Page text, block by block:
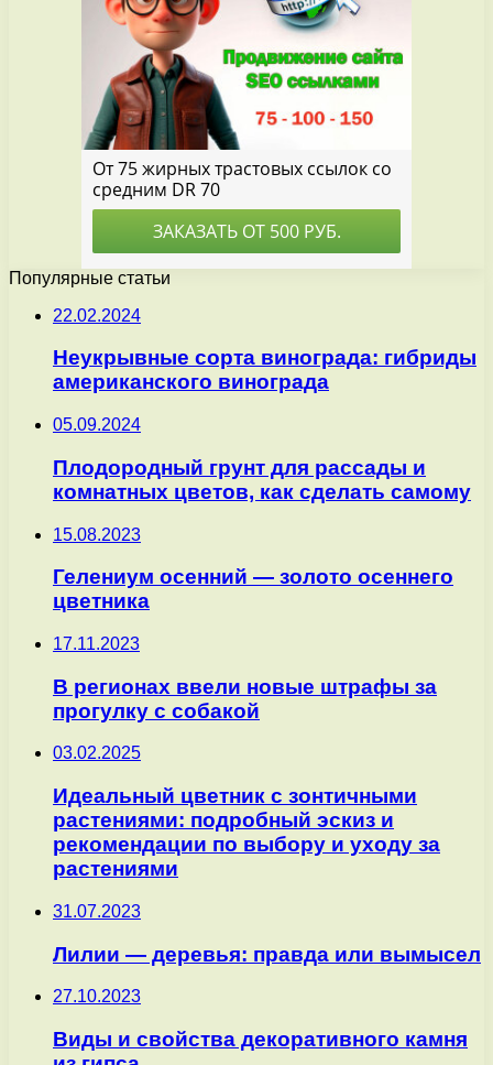
Популярные статьи
22.02.2024
Неукрывные сорта винограда: гибриды
американского винограда
05.09.2024
Плодородный грунт для рассады и
комнатных цветов, как сделать самому
15.08.2023
Гелениум осенний — золото осеннего
цветника
17.11.2023
В регионах ввели новые штрафы за
прогулку с собакой
03.02.2025
Идеальный цветник с зонтичными
растениями: подробный эскиз и
рекомендации по выбору и уходу за
растениями
31.07.2023
Лилии — деревья: правда или вымысел
27.10.2023
Виды и свойства декоративного камня